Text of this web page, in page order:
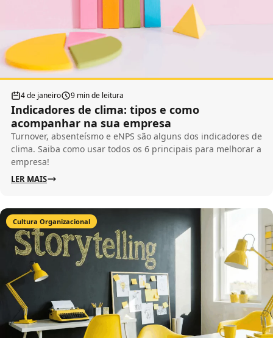
4 de janeiro 9 min de leitura
Indicadores de clima: tipos e como
acompanhar na sua empresa
Turnover, absenteísmo e eNPS são alguns dos indicadores de
clima. Saiba como usar todos os 6 principais para melhorar a
empresa!
LER MAIS
Cultura Organizacional